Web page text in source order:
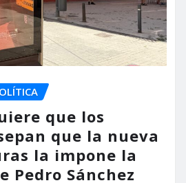
que los
que la nueva
la impone la
Pedro Sánchez